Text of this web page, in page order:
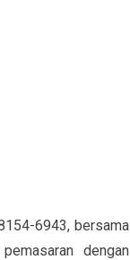
6943, bersama
dengan